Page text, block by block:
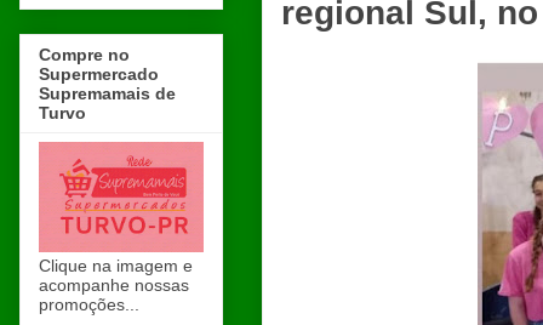
regional Sul,
Compre no
Supermercado
Supremamais de
Turvo
Clique na imagem e
acompanhe nossas
promoções...